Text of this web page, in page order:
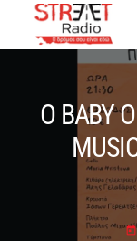
O BABY
today